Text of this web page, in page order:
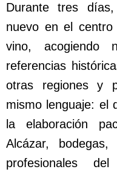
Durante tres
nuevo en el centro
vino,
referencias
otras regiones y
mismo lenguaje: el
la elaboración
Alcázar,
profesionales